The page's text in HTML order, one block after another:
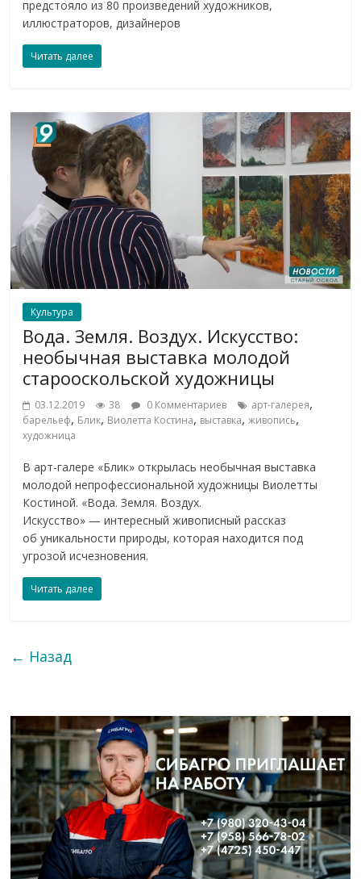
предстояло из 80 произведений художников,
иллюстраторов, дизайнеров
Читать далее
Культура
Вода. Земля. Воздух. Искусство:
необычная выставка молодой
старооскольской художницы
03.12.2019 38 0 Комментариев арт-галерея,
барельеф, Блик, Виолетта Костина, выставка,живопись,
художница
В арт-галере «Блик» открылась необычная выставка
молодой непрофессиональной художницы Виолетты
Костиной. «Вода. Земля. Воздух.
Искусство» — интересный живописный рассказ
об уникальности природы, которая находится под
угрозой исчезновения.
Читать далее
← Назад